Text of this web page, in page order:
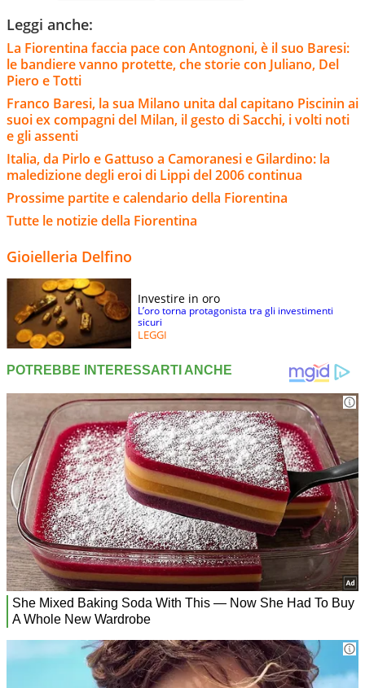
Leggi anche:
La Fiorentina faccia pace con Antognoni, è il suo Baresi:
le bandiere vanno protette, che storie con Juliano, Del
Piero e Totti
Franco Baresi, la sua Milano unita dal capitano Piscinin ai
suoi ex compagni del Milan, il gesto di Sacchi, i volti noti
e gli assenti
Italia, da Pirlo e Gattuso a Camoranesi e Gilardino: la
maledizione degli eroi di Lippi del 2006 continua
Prossime partite e calendario della Fiorentina
Tutte le notizie della Fiorentina
Gioielleria Delfino
Investire in oro
L’oro torna protagonista tra gli investimenti
sicuri
LEGGI